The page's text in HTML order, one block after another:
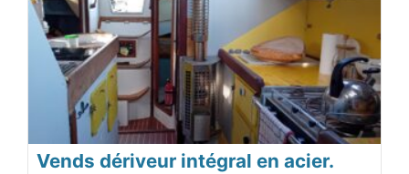
Vends dériveur intégral en acier.